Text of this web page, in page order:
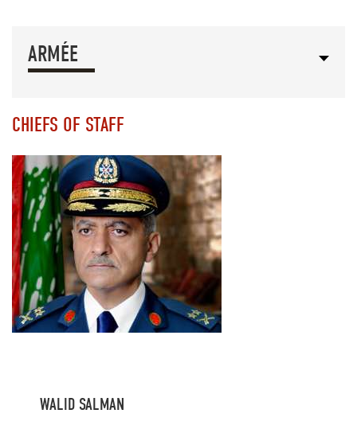
ARMÉE
CHIEFS OF STAFF
WALID SALMAN